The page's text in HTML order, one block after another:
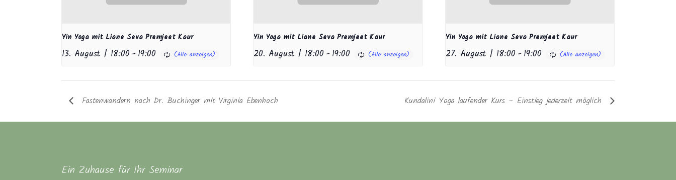
Yin Yoga mit Liane Seva Premjeet Kaur
13. August | 18:00 -19:00
Yin Yoga mit Liane Seva Premjeet Kaur
20. August | 18:00 -19:00
Yin Yoga mit Liane Seva Premjeet Kaur
27. August | 18:00 -19:00
Fastenwandern nach Dr. Buchinger mit Virginia Ebenhoch Kundalini Yoga laufender Kurs – Einstieg jederzeit möglich
Ein Zuhause für Ihr Seminar